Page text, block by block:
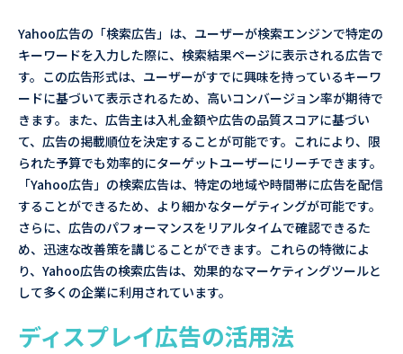
Yahoo広告の「検索広告」は、ユーザーが検索エンジンで特定の
キーワードを入力した際に、検索結果ページに表示される広告で
す。この広告形式は、ユーザーがすでに興味を持っているキーワ
ードに基づいて表示されるため、高いコンバージョン率が期待で
きます。また、広告主は入札金額や広告の品質スコアに基づい
て、広告の掲載順位を決定することが可能です。これにより、限
られた予算でも効率的にターゲットユーザーにリーチできます。
「Yahoo広告」の検索広告は、特定の地域や時間帯に広告を配信
することができるため、より細かなターゲティングが可能です。
さらに、広告のパフォーマンスをリアルタイムで確認できるた
め、迅速な改善策を講じることができます。これらの特徴によ
り、Yahoo広告の検索広告は、効果的なマーケティングツールと
して多くの企業に利用されています。
ディスプレイ広告の活用法